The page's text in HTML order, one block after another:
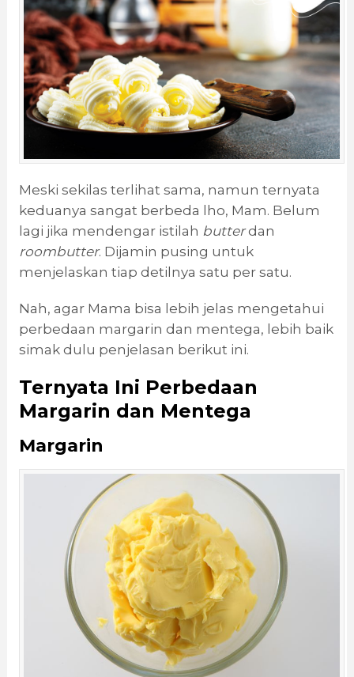
Meski sekilas terlihat sama, namun ternyata
keduanya sangat berbeda lho, Mam. Belum
lagi jika mendengar istilah butter dan
roombutter. Dijamin pusing untuk
menjelaskan tiap detilnya satu per satu.
Nah, agar Mama bisa lebih jelas mengetahui
perbedaan margarin dan mentega, lebih baik
simak dulu penjelasan berikut ini.
Ternyata Ini Perbedaan
Margarin dan Mentega
Margarin